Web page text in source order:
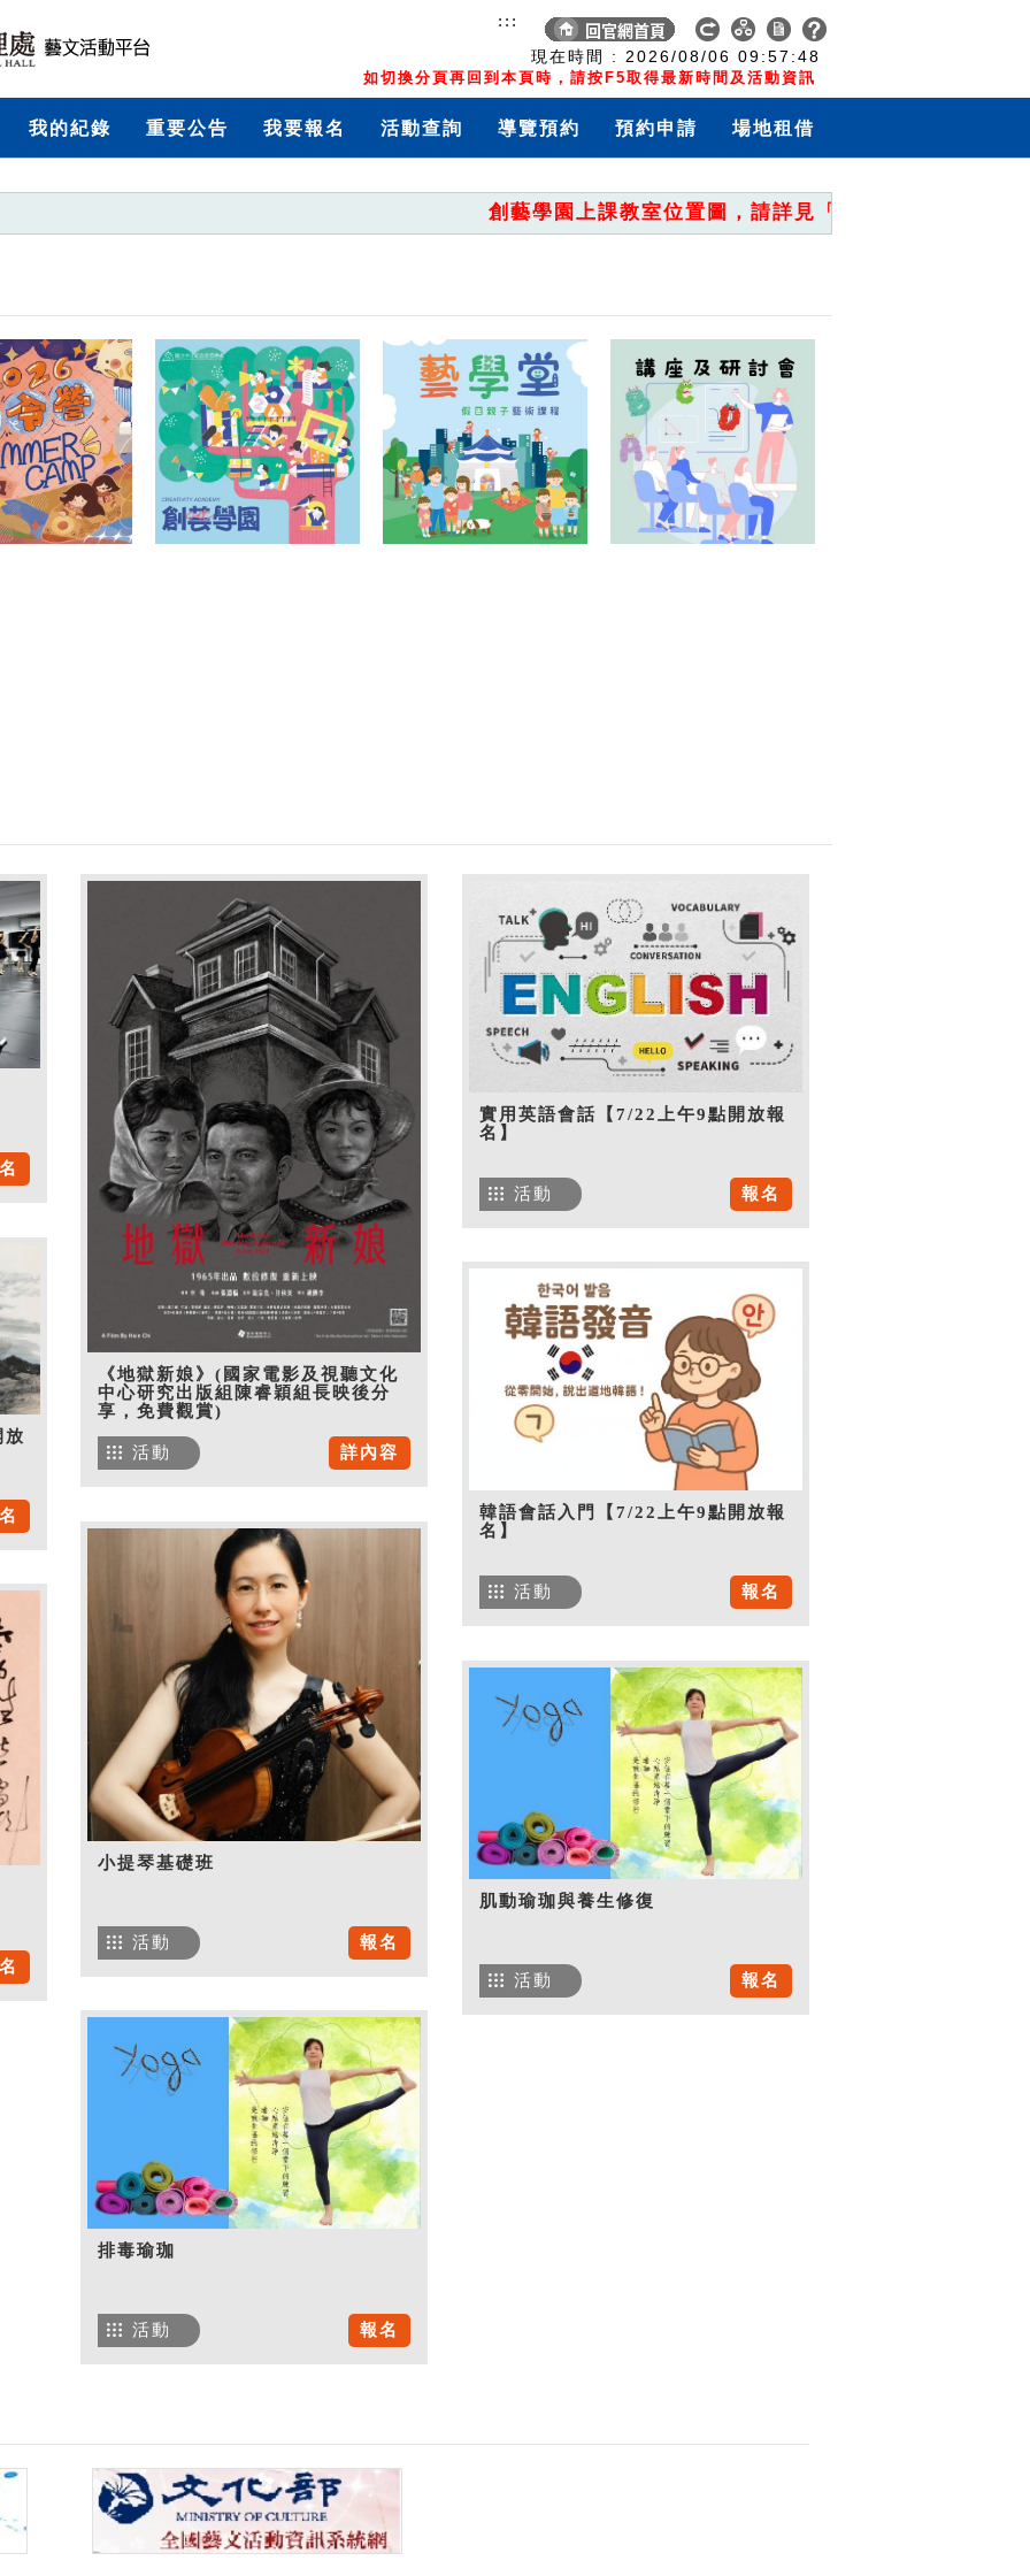
現在時間 : 2026/08/06 09:57:48
如切換分頁再回到本頁時，請按F5取得最新時間及活動資訊
:::
我的紀錄 重要公告 我要報名 活動查詢 導覽預約 預約申請 場地租借
創藝學園上課教室位置圖，請詳見「重要公告」。
《地獄新娘》(國家電影及視聽文化
中心研究出版組陳睿穎組長映後分
享，免費觀賞)
詳內容
活動
實用英語會話【7/22上午9點開放報
名】
報名
活動
放
韓語會話入門【7/22上午9點開放報
名】
報名
活動
小提琴基礎班
報名
活動
肌動瑜珈與養生修復
報名
活動
排毒瑜珈
報名
活動